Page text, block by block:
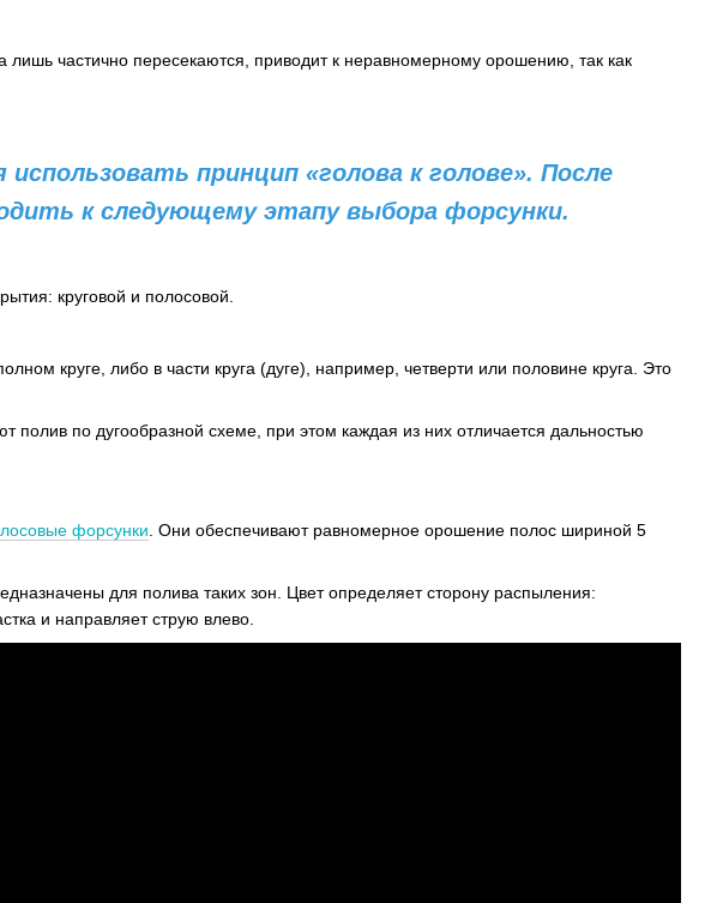
частично пересекаются, приводит к неравномерному орошению, так как
принцип «голова к голове». После
к следующему этапу выбора форсунки.
круговой и полосовой.
круге, либо в части круга (дуге), например, четверти или половине круга. Это
полив по дугообразной схеме, при этом каждая из них отличается дальностью
форсунки . Они обеспечивают равномерное орошение полос шириной 5
для полива таких зон. Цвет определяет сторону распыления:
и направляет струю влево.